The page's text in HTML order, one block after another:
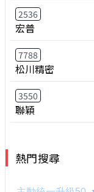
2536
宏普
7788
松川精密
3550
聯穎
熱門搜尋